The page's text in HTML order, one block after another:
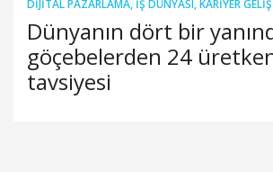
DIJITAL PAZARLAMA, İŞ DÜNYASI,KARIYER
Dünyanın dört bir
göçebelerden 24
tavsiyesi